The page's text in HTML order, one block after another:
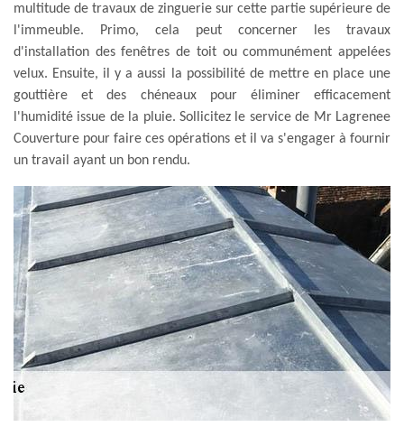
multitude de travaux de zinguerie sur cette partie supérieure de
l'immeuble. Primo, cela peut concerner les travaux
d'installation des fenêtres de toit ou communément appelées
velux. Ensuite, il y a aussi la possibilité de mettre en place une
gouttière et des chéneaux pour éliminer efficacement
l'humidité issue de la pluie. Sollicitez le service de Mr Lagrenee
Couverture pour faire ces opérations et il va s'engager à fournir
un travail ayant un bon rendu.